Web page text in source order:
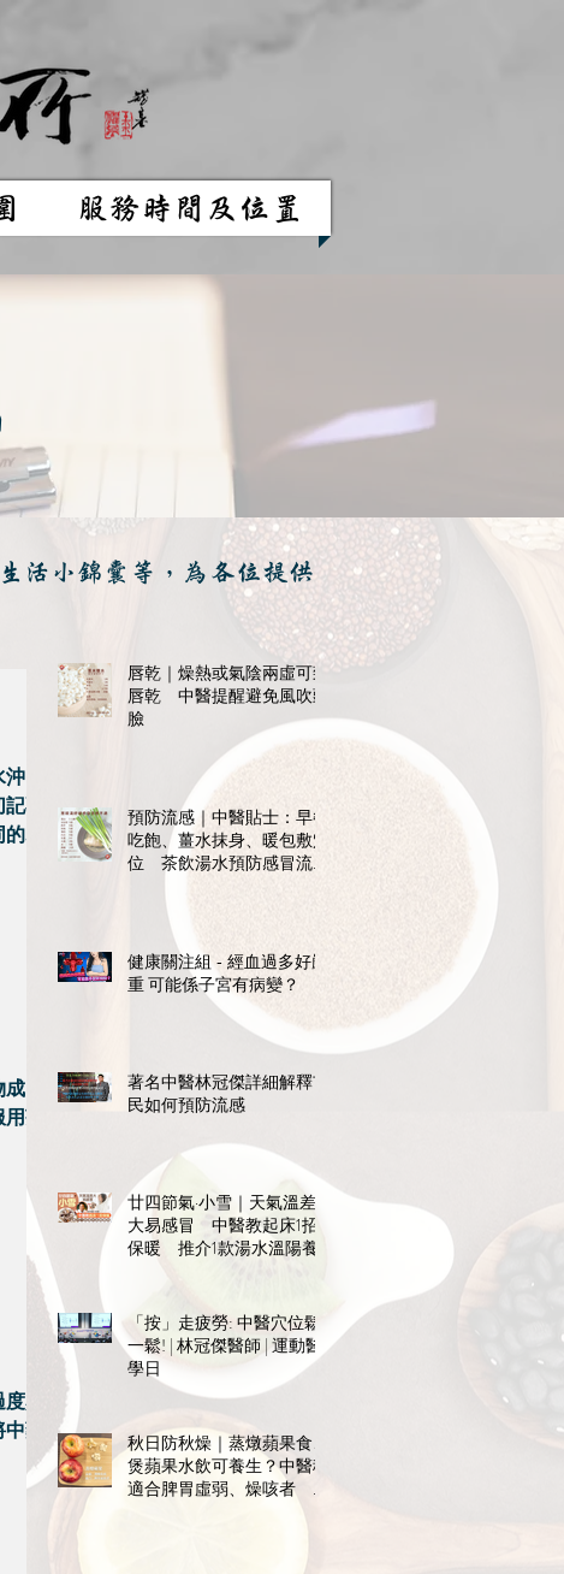
服務時間及位置
活小錦囊等，為各位提供
唇乾｜燥熱或氣陰兩虛可致
唇乾 中醫提醒避免風吹頭
臉
預防流感｜中醫貼士：早餐
吃飽、薑水抹身、暖包敷穴
位 茶飲湯水預防感冒流感
健康關注組 - 經血過多好嚴
重 可能係子宮有病變？
著名中醫林冠傑詳細解釋市
民如何預防流感
廿四節氣·小雪｜天氣溫差
大易感冒 中醫教起床1招
保暖 推介1款湯水溫陽養
「按」走疲勞: 中醫穴位鬆
一鬆! | 林冠傑醫師 | 運動醫
學日
秋日防秋燥｜蒸燉蘋果食、
煲蘋果水飲可養生？中醫稱
適合脾胃虛弱、燥咳者 宜
沖
不
材
成
茶
興
藥